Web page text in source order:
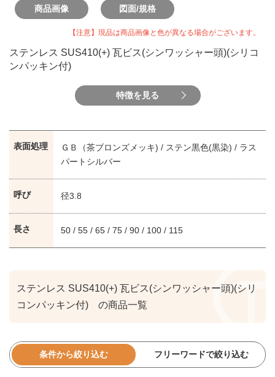
商品画像 図面/規格
【注意】現品は商品画像と色が異なる場合がございます。
ステンレス SUS410(+) 瓦ビス(シンワッシャー頭)(シリコ
ンパッキン付)
特徴を見る
表面処理
ＧＢ（茶ブロンズメッキ) / ステン黒色(黒染) / ラス
パートシルバー
呼び 径3.8
長さ 50 / 55 / 65 / 75 / 90 / 100 / 115
ステンレス SUS410(+) 瓦ビス(シンワッシャー頭)(シリ
コンパッキン付) の商品一覧
条件から絞り込む フリーワードで絞り込む